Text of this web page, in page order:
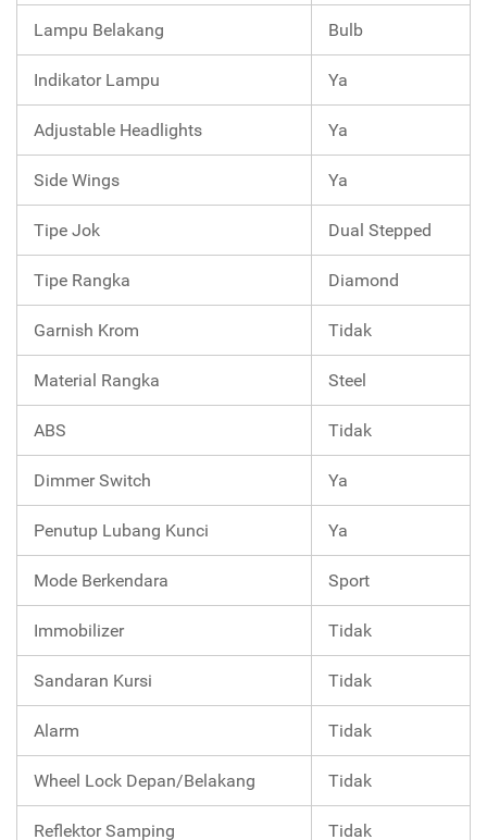
Lampu Belakang Bulb
Indikator Lampu Ya
Adjustable Headlights Ya
Side Wings Ya
Tipe Jok Dual Stepped
Tipe Rangka Diamond
Garnish Krom Tidak
Material Rangka Steel
ABS Tidak
Dimmer Switch Ya
Penutup Lubang Kunci Ya
Mode Berkendara Sport
Immobilizer Tidak
Sandaran Kursi Tidak
Alarm Tidak
Wheel Lock Depan/Belakang Tidak
Reflektor Samping Tidak